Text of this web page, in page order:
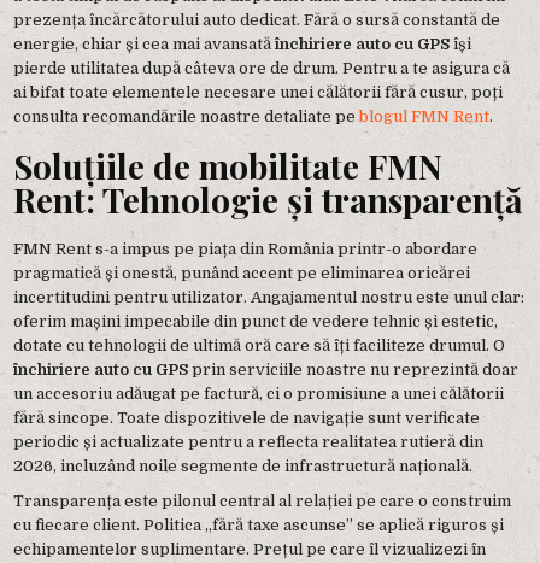
prezența încărcătorului auto dedicat. Fără o sursă constantă de
energie, chiar și cea mai avansatăînchiriere auto cu GPS își
pierde utilitatea după câteva ore de drum. Pentru a te asigura că
ai bifat toate elementele necesare unei călătorii fără cusur, poți
consulta recomandările noastre detaliate peblogul FMN Rent.
Soluțiile de mobilitate FMN
Rent: Tehnologie și transparență
FMN Rent s-a impus pe piața din România printr-o abordare
pragmatică și onestă, punând accent pe eliminarea oricărei
incertitudini pentru utilizator. Angajamentul nostru este unul clar:
oferim mașini impecabile din punct de vedere tehnic și estetic,
dotate cu tehnologii de ultimă oră care să îți faciliteze drumul. O
închiriere auto cu GPS prin serviciile noastre nu reprezintă doar
un accesoriu adăugat pe factură, ci o promisiune a unei călătorii
fără sincope. Toate dispozitivele de navigație sunt verificate
periodic și actualizate pentru a reflecta realitatea rutieră din
2026, incluzând noile segmente de infrastructură națională.
Transparența este pilonul central al relației pe care o construim
cu fiecare client. Politica „fără taxe ascunse” se aplică riguros și
echipamentelor suplimentare. Prețul pe care îl vizualizezi în